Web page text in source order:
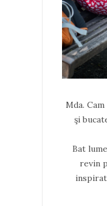
Mda.
şi
Bat
revin